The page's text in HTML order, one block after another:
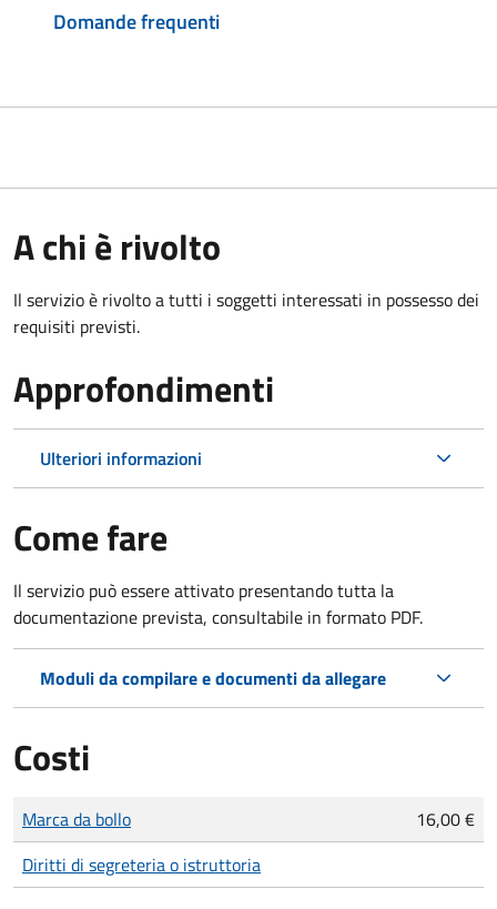
Domande frequenti
A chi è rivolto
Il servizio è rivolto a tutti i soggetti interessati in possesso dei
requisiti previsti.
Approfondimenti
Ulteriori informazioni
Come fare
Il servizio può essere attivato presentando tutta la
documentazione prevista, consultabile in formato PDF.
Moduli da compilare e documenti da allegare
Costi
Tipo di pagamento
Importo
Marca da bollo
16,00 €
Diritti di segreteria o istruttoria